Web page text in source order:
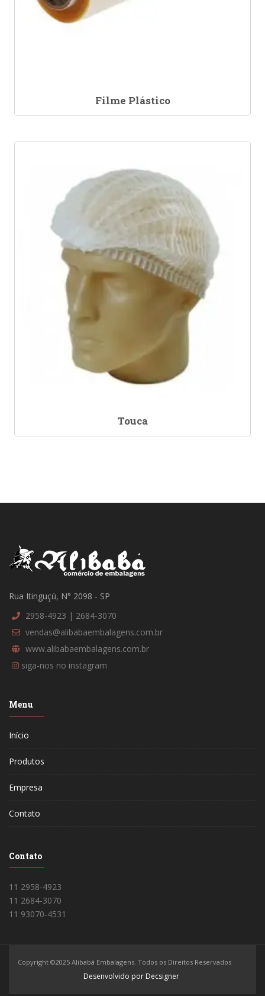
Filme Plástico
Touca
Rua Itinguçú, N° 2098 - SP
2958-4923 | 2684-3070
vendas@alibabaembalagens.com.br
www.alibabaembalagens.com.br
siga-nos no instagram
Menu
Início
Produtos
Empresa
Contato
Contato
11 2958-4923
11 2684-3070
11 93070-4531
Copyright ©2025 Alibabá Embalagens. Todos os Direitos Reservados
Desenvolvido por Decsigner